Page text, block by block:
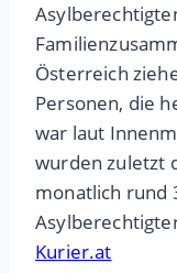
Österreich
Personen, die
war laut
wurden zuletzt
monatlich rund
Kurier.at